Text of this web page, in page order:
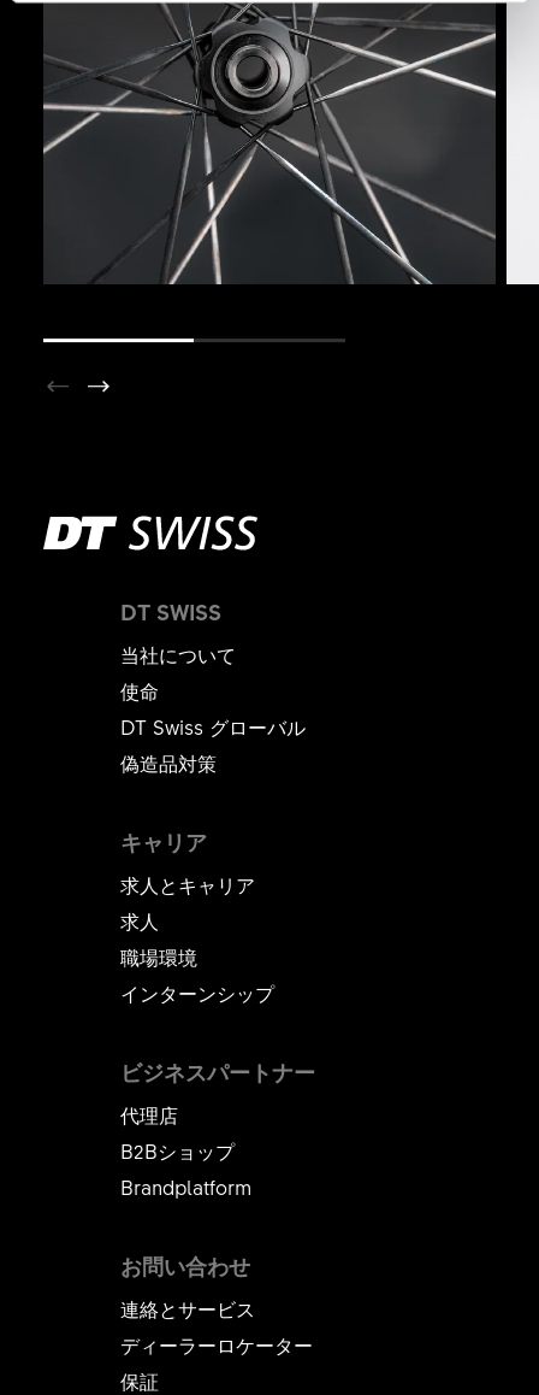
DT SWISS
当社について
使命
DT Swiss グローバル
偽造品対策
キャリア
求人とキャリア
求人
職場環境
インターンシップ
お問い合わせ
連絡とサービス
ディーラーロケーター
保証
ビジネスパートナー
代理店
B2Bショップ
Brandplatform